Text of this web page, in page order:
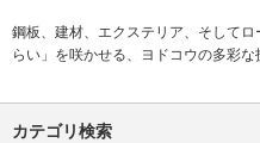
鋼板、建材、エクステリア、そして
らい」を咲かせる、ヨドコウの多彩な
カテゴリ検索